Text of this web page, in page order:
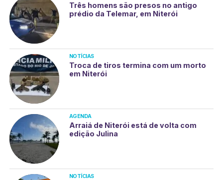
Três homens são presos no antigo
prédio da Telemar, em Niterói
NOTÍCIAS
Troca de tiros termina com um morto
em Niterói
AGENDA
Arraiá de Niterói está de volta com
edição Julina
NOTÍCIAS